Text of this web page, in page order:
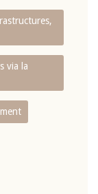
via la